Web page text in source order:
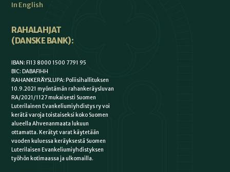
In English
RAHALAHJAT
(DANSKE BANK):
IBAN: FI13 8000 1500 7791 95
BIC: DABAFIHH
RAHANKERÄYSLUPA: Poliisihallituksen
10.9.2021 myöntämän rahankeräysluvan
RA/2021/1127 mukaisesti Suomen
Luterilainen Evankeliumiyhdistys ry voi
kerätä varoja toistaiseksi koko Suomen
alueella Ahvenanmaata lukuun
ottamatta. Kerätyt varat käytetään
vuoden kuluessa keräyksestä Suomen
Luterilaisen Evankeliumiyhdistyksen
työhön kotimaassa ja ulkomailla.